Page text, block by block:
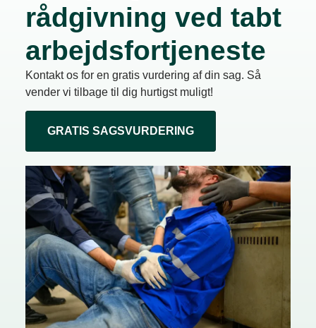
rådgivning ved tabt
arbejdsfortjeneste
Kontakt os for en gratis vurdering af din sag. Så
vender vi tilbage til dig hurtigst muligt!
GRATIS SAGSVURDERING